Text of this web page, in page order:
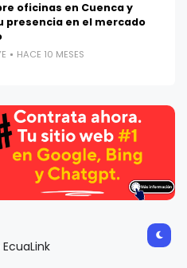
oficinas en Cuenca y
presencia en el mercado
HACE 10 MESES